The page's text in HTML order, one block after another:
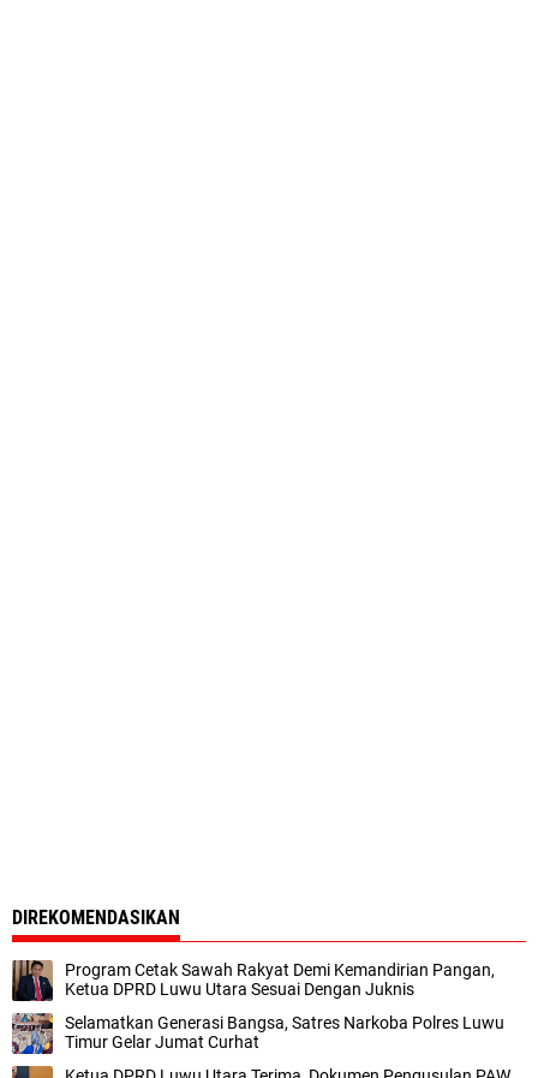
DIREKOMENDASIKAN
Program Cetak Sawah Rakyat Demi Kemandirian Pangan,
Ketua DPRD Luwu Utara Sesuai Dengan Juknis
Selamatkan Generasi Bangsa, Satres Narkoba Polres Luwu
Timur Gelar Jumat Curhat